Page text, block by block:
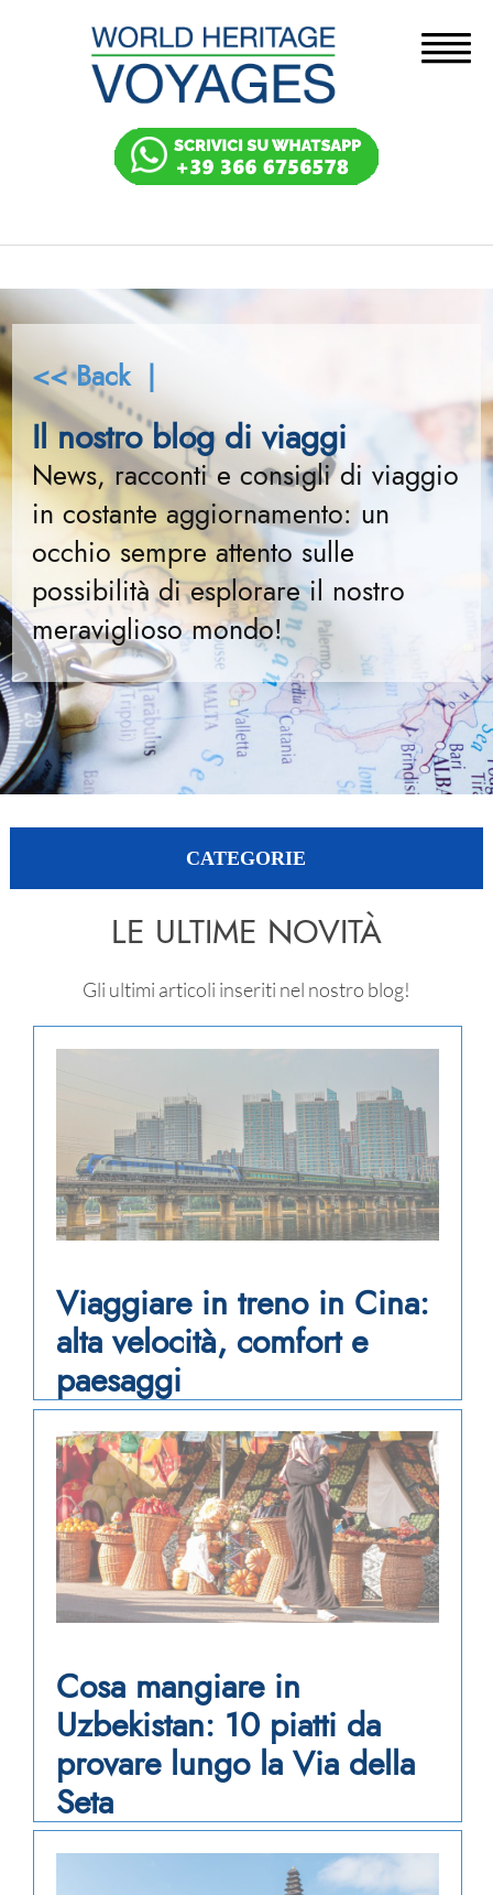
<< Back |
Il nostro blog di viaggi
News, racconti e consigli di viaggio
in costante aggiornamento: un
occhio sempre attento sulle
possibilità di esplorare il nostro
meraviglioso mondo!
CATEGORIE
LE ULTIME NOVITÀ
Gli ultimi articoli inseriti nel nostro blog!
Viaggiare in treno in Cina:
alta velocità, comfort e
paesaggi
Cosa mangiare in
Uzbekistan: 10 piatti da
provare lungo la Via della
Seta